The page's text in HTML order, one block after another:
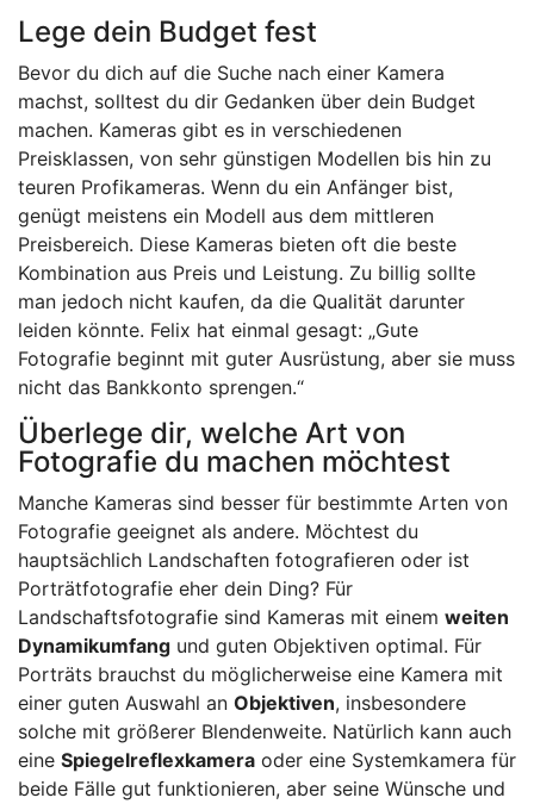
Lege dein Budget fest
Bevor du dich auf die Suche nach einer Kamera
machst, solltest du dir Gedanken über dein Budget
machen. Kameras gibt es in verschiedenen
Preisklassen, von sehr günstigen Modellen bis hin zu
teuren Profikameras. Wenn du ein Anfänger bist,
genügt meistens ein Modell aus dem mittleren
Preisbereich. Diese Kameras bieten oft die beste
Kombination aus Preis und Leistung. Zu billig sollte
man jedoch nicht kaufen, da die Qualität darunter
leiden könnte. Felix hat einmal gesagt: „Gute
Fotografie beginnt mit guter Ausrüstung, aber sie muss
nicht das Bankkonto sprengen.“
Überlege dir, welche Art von
Fotografie du machen möchtest
Manche Kameras sind besser für bestimmte Arten von
Fotografie geeignet als andere. Möchtest du
hauptsächlich Landschaften fotografieren oder ist
Porträtfotografie eher dein Ding? Für
Landschaftsfotografie sind Kameras mit einem weiten
Dynamikumfang und guten Objektiven optimal. Für
Porträts brauchst du möglicherweise eine Kamera mit
einer guten Auswahl an Objektiven, insbesondere
solche mit größerer Blendenweite. Natürlich kann auch
eine Spiegelreflexkamera oder eine Systemkamera für
beide Fälle gut funktionieren, aber seine Wünsche und